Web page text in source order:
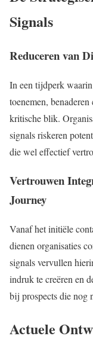
Signals
Reduceren van
In een tijdperk
toenemen,
kritische blik.
signals riskeren
die wel effectief
Vertrouwen
Journey
Vanaf het initiële
dienen organisaties
signals vervullen
indruk te creëren en
bij prospects die nog
Actuele